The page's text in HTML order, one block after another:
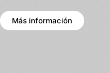
Más información